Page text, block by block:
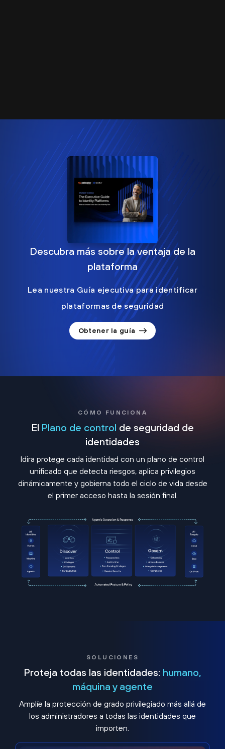
Descubra más sobre la ventaja de la
plataforma
Lea nuestra Guía ejecutiva para identificar
plataformas de seguridad
Obtener la guía
CÓMO FUNCIONA
El Plano de control de seguridad de
identidades
Idira protege cada identidad con un plano de control
unificado que detecta riesgos, aplica privilegios
dinámicamente y gobierna todo el ciclo de vida desde
el primer acceso hasta la sesión final.
SOLUCIONES
Proteja todas las identidades: humano,
máquina y agente
Amplíe la protección de grado privilegiado más allá de
los administradores a todas las identidades que
importen.